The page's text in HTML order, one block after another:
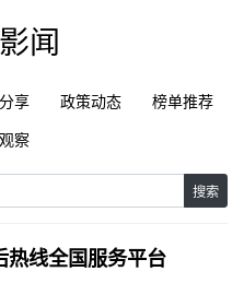
闻
享 政策动态
榜单推荐
察
搜索
热线全国服务平台